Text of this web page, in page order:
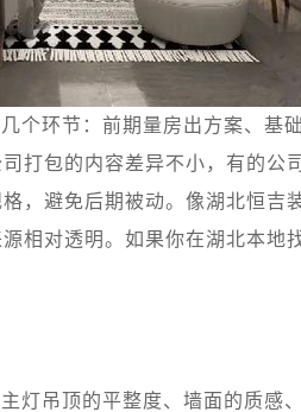
个环节：前期量房出方案、基
包的内容差异不小，有的公
避免后期被动。像湖北恒吉
相对透明。如果你在湖北本地
吊顶的平整度、墙面的质感